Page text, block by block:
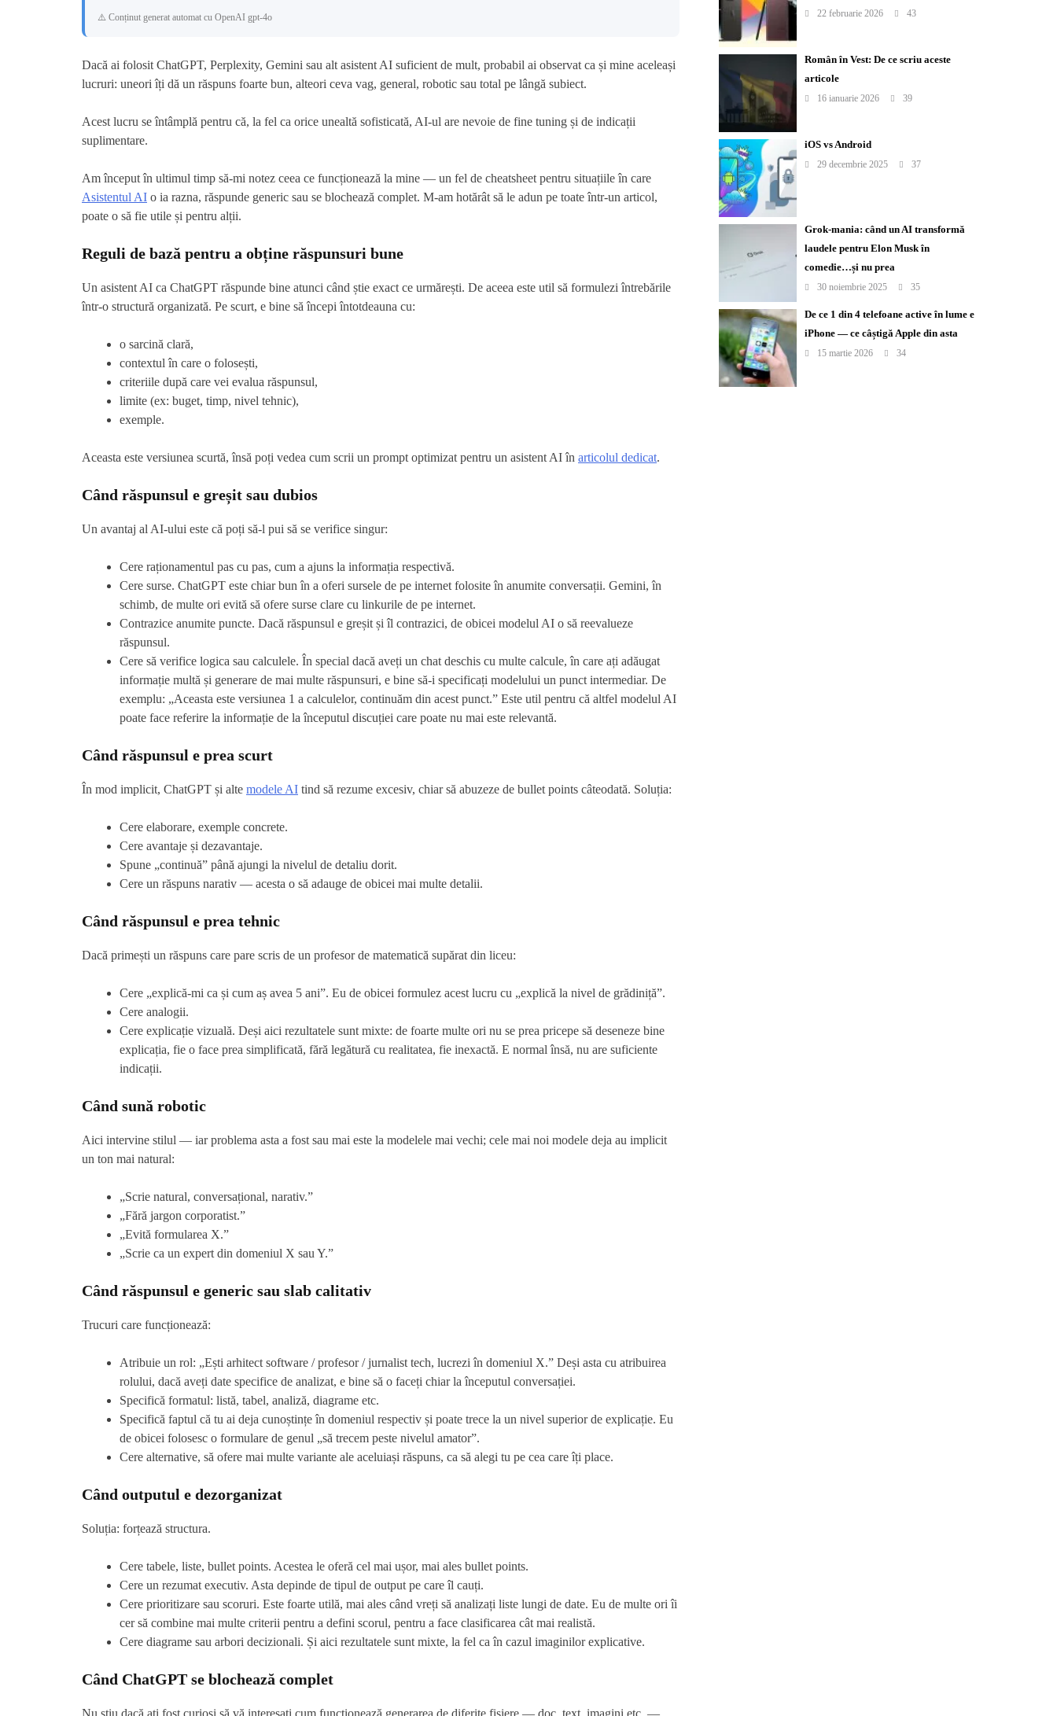
⚠️ Conținut generat automat cu OpenAI gpt-4o
Dacă ai folosit ChatGPT, Perplexity, Gemini sau alt asistent AI suficient de mult, probabil ai observat ca și mine aceleași
lucruri: uneori îți dă un răspuns foarte bun, alteori ceva vag, general, robotic sau total pe lângă subiect.
Acest lucru se întâmplă pentru că, la fel ca orice unealtă sofisticată, AI-ul are nevoie de fine tuning și de indicații
suplimentare.
Am început în ultimul timp să-mi notez ceea ce funcționează la mine — un fel de cheatsheet pentru situațiile în care
Asistentul AI o ia razna, răspunde generic sau se blochează complet. M-am hotărât să le adun pe toate într-un articol,
poate o să fie utile și pentru alții.
Reguli de bază pentru a obține răspunsuri bune
Un asistent AI ca ChatGPT răspunde bine atunci când știe exact ce urmărești. De aceea este util să formulezi întrebările
într-o structură organizată. Pe scurt, e bine să începi întotdeauna cu:
o sarcină clară,
contextul în care o folosești,
criteriile după care vei evalua răspunsul,
limite (ex: buget, timp, nivel tehnic),
exemple.
Aceasta este versiunea scurtă, însă poți vedea cum scrii un prompt optimizat pentru un asistent AI în articolul dedicat.
Când răspunsul e greșit sau dubios
Un avantaj al AI-ului este că poți să-l pui să se verifice singur:
Cere raționamentul pas cu pas, cum a ajuns la informația respectivă.
Cere surse. ChatGPT este chiar bun în a oferi sursele de pe internet folosite în anumite conversații. Gemini, în
schimb, de multe ori evită să ofere surse clare cu linkurile de pe internet.
Contrazice anumite puncte. Dacă răspunsul e greșit și îl contrazici, de obicei modelul AI o să reevalueze
răspunsul.
Cere să verifice logica sau calculele. În special dacă aveți un chat deschis cu multe calcule, în care ați adăugat
informație multă și generare de mai multe răspunsuri, e bine să-i specificați modelului un punct intermediar. De
exemplu: „Aceasta este versiunea 1 a calculelor, continuăm din acest punct.” Este util pentru că altfel modelul AI
poate face referire la informație de la începutul discuției care poate nu mai este relevantă.
Când răspunsul e prea scurt
În mod implicit, ChatGPT și alte modele AI tind să rezume excesiv, chiar să abuzeze de bullet points câteodată. Soluția:
Cere elaborare, exemple concrete.
Cere avantaje și dezavantaje.
Spune „continuă” până ajungi la nivelul de detaliu dorit.
Cere un răspuns narativ — acesta o să adauge de obicei mai multe detalii.
Când răspunsul e prea tehnic
Dacă primești un răspuns care pare scris de un profesor de matematică supărat din liceu:
Cere „explică-mi ca și cum aș avea 5 ani”. Eu de obicei formulez acest lucru cu „explică la nivel de grădiniță”.
Cere analogii.
Cere explicație vizuală. Deși aici rezultatele sunt mixte: de foarte multe ori nu se prea pricepe să deseneze bine
explicația, fie o face prea simplificată, fără legătură cu realitatea, fie inexactă. E normal însă, nu are suficiente
indicații.
Când sună robotic
Aici intervine stilul — iar problema asta a fost sau mai este la modelele mai vechi; cele mai noi modele deja au implicit
un ton mai natural:
„Scrie natural, conversațional, narativ.”
„Fără jargon corporatist.”
„Evită formularea X.”
„Scrie ca un expert din domeniul X sau Y.”
Când răspunsul e generic sau slab calitativ
Trucuri care funcționează:
Atribuie un rol: „Ești arhitect software / profesor / jurnalist tech, lucrezi în domeniul X.” Deși asta cu atribuirea
rolului, dacă aveți date specifice de analizat, e bine să o faceți chiar la începutul conversației.
Specifică formatul: listă, tabel, analiză, diagrame etc.
Specifică faptul că tu ai deja cunoștințe în domeniul respectiv și poate trece la un nivel superior de explicație. Eu
de obicei folosesc o formulare de genul „să trecem peste nivelul amator”.
Cere alternative, să ofere mai multe variante ale aceluiași răspuns, ca să alegi tu pe cea care îți place.
Când outputul e dezorganizat
Soluția: forțează structura.
Cere tabele, liste, bullet points. Acestea le oferă cel mai ușor, mai ales bullet points.
Cere un rezumat executiv. Asta depinde de tipul de output pe care îl cauți.
Cere prioritizare sau scoruri. Este foarte utilă, mai ales când vreți să analizați liste lungi de date. Eu de multe ori îi
cer să combine mai multe criterii pentru a defini scorul, pentru a face clasificarea cât mai realistă.
Cere diagrame sau arbori decizionali. Și aici rezultatele sunt mixte, la fel ca în cazul imaginilor explicative.
Când ChatGPT se blochează complet
22 februarie 2026 43
Român în Vest: De ce scriu aceste
articole
16 ianuarie 2026 39
iOS vs Android
29 decembrie 2025 37
Grok-mania: când un AI transformă
laudele pentru Elon Musk în
comedie…și nu prea
30 noiembrie 2025 35
De ce 1 din 4 telefoane active în lume e
iPhone — ce câștigă Apple din asta
15 martie 2026 34